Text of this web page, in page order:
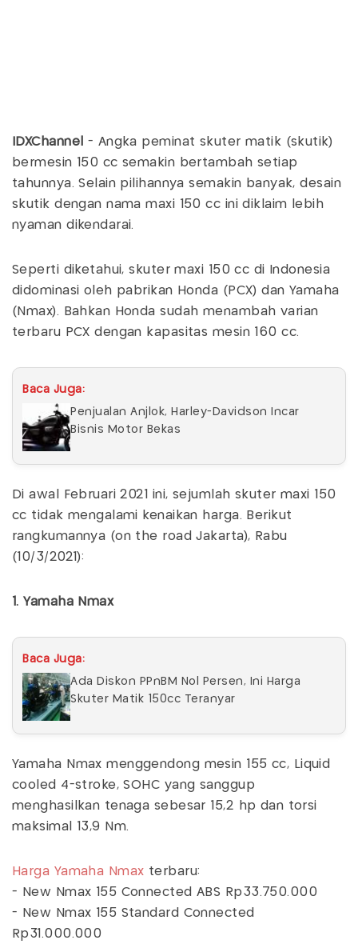
IDXChannel - Angka peminat skuter matik (skutik)
bermesin 150 cc semakin bertambah setiap
tahunnya. Selain pilihannya semakin banyak, desain
skutik dengan nama maxi 150 cc ini diklaim lebih
nyaman dikendarai.
Seperti diketahui, skuter maxi 150 cc di Indonesia
didominasi oleh pabrikan Honda (PCX) dan Yamaha
(Nmax). Bahkan Honda sudah menambah varian
terbaru PCX dengan kapasitas mesin 160 cc.
Baca Juga:
Penjualan Anjlok, Harley-Davidson Incar
Bisnis Motor Bekas
Di awal Februari 2021 ini, sejumlah skuter maxi 150
cc tidak mengalami kenaikan harga. Berikut
rangkumannya (on the road Jakarta), Rabu
(10/3/2021):
1. Yamaha Nmax
Baca Juga:
Ada Diskon PPnBM Nol Persen, Ini Harga
Skuter Matik 150cc Teranyar
Yamaha Nmax menggendong mesin 155 cc, Liquid
cooled 4-stroke, SOHC yang sanggup
menghasilkan tenaga sebesar 15,2 hp dan torsi
maksimal 13,9 Nm.
Harga Yamaha Nmax terbaru:
- New Nmax 155 Connected ABS Rp33.750.000
- New Nmax 155 Standard Connected
Rp31.000.000